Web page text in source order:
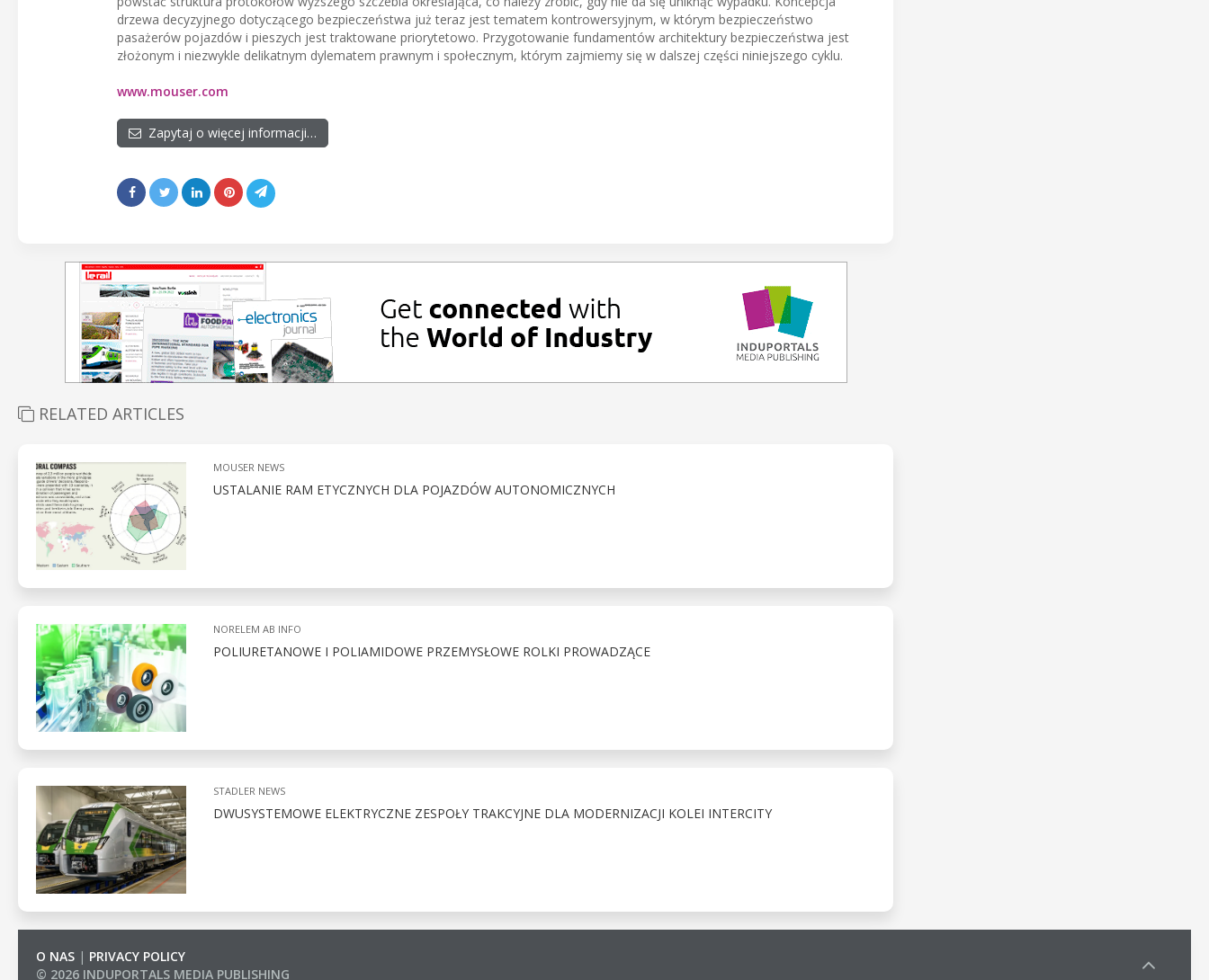
drzewa decyzyjnego dotyczącego bezpieczeństwa już teraz jest tematem kontrowersyjnym, w którym bezpieczeństwo
pasażerów pojazdów i pieszych jest traktowane priorytetowo. Przygotowanie fundamentów architektury bezpieczeństwa jest
złożonym i niezwykle delikatnym dylematem prawnym i społecznym, którym zajmiemy się w dalszej części niniejszego cyklu.
www.mouser.com
Zapytaj o więcej informacji…
RELATED ARTICLES
MOUSER NEWS
USTALANIE RAM ETYCZNYCH DLA POJAZDÓW AUTONOMICZNYCH
NORELEM AB INFO
POLIURETANOWE I POLIAMIDOWE PRZEMYSŁOWE ROLKI PROWADZĄCE
STADLER NEWS
DWUSYSTEMOWE ELEKTRYCZNE ZESPOŁY TRAKCYJNE DLA MODERNIZACJI KOLEI INTERCITY
O NAS | PRIVACY POLICY
© 2026 INDUPORTALS MEDIA PUBLISHING